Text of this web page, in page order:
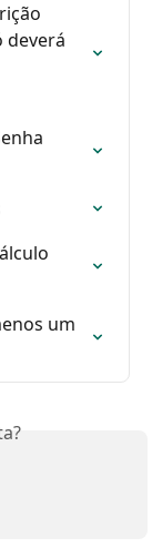
deverá
um